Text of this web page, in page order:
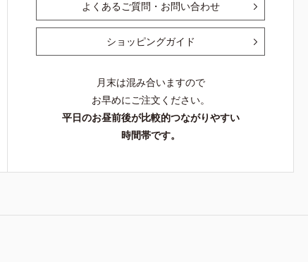
よくあるご質問・お問い合わせ
ショッピングガイド
月末は混み合いますので
お早めにご注文ください。
平日のお昼前後が比較的つながりやすい
時間帯です。